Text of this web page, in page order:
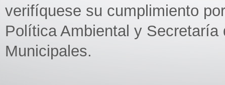
verifíquese su cumplimiento
Política Ambiental y
Municipales.